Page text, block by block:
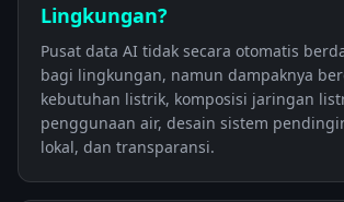
Lingkungan?
Pusat data AI tidak secara otomatis
bagi lingkungan, namun dampaknya
kebutuhan listrik, komposisi jaringan
penggunaan air, desain sistem
lokal, dan transparansi.